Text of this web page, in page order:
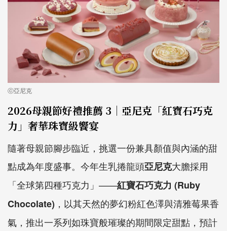
ⓒ亞尼克
2026母親節好禮推薦 3｜亞尼克「紅寶石巧克
力」奢華珠寶級饗宴
隨著母親節腳步臨近，挑選一份兼具顏值與內涵的甜
點成為年度盛事。今年生乳捲龍頭亞尼克大膽採用
「全球第四種巧克力」——紅寶石巧克力 (Ruby
Chocolate) ，以其天然的夢幻粉紅色澤與清雅莓果香
氣，推出一系列如珠寶般璀璨的期間限定甜點，預計